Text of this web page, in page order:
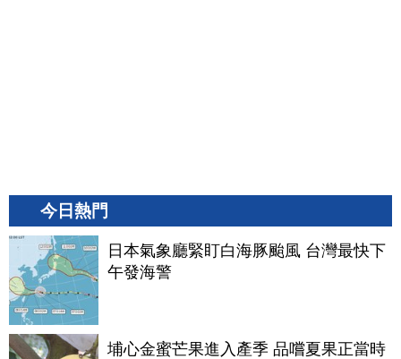
今日熱門
日本氣象廳緊盯白海豚颱風 台灣最快下
午發海警
埔心金蜜芒果進入產季 品嚐夏果正當時